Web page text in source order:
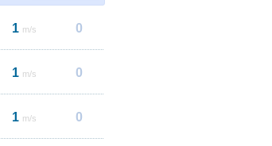
1 m/s 0
1 m/s 0
1 m/s 0